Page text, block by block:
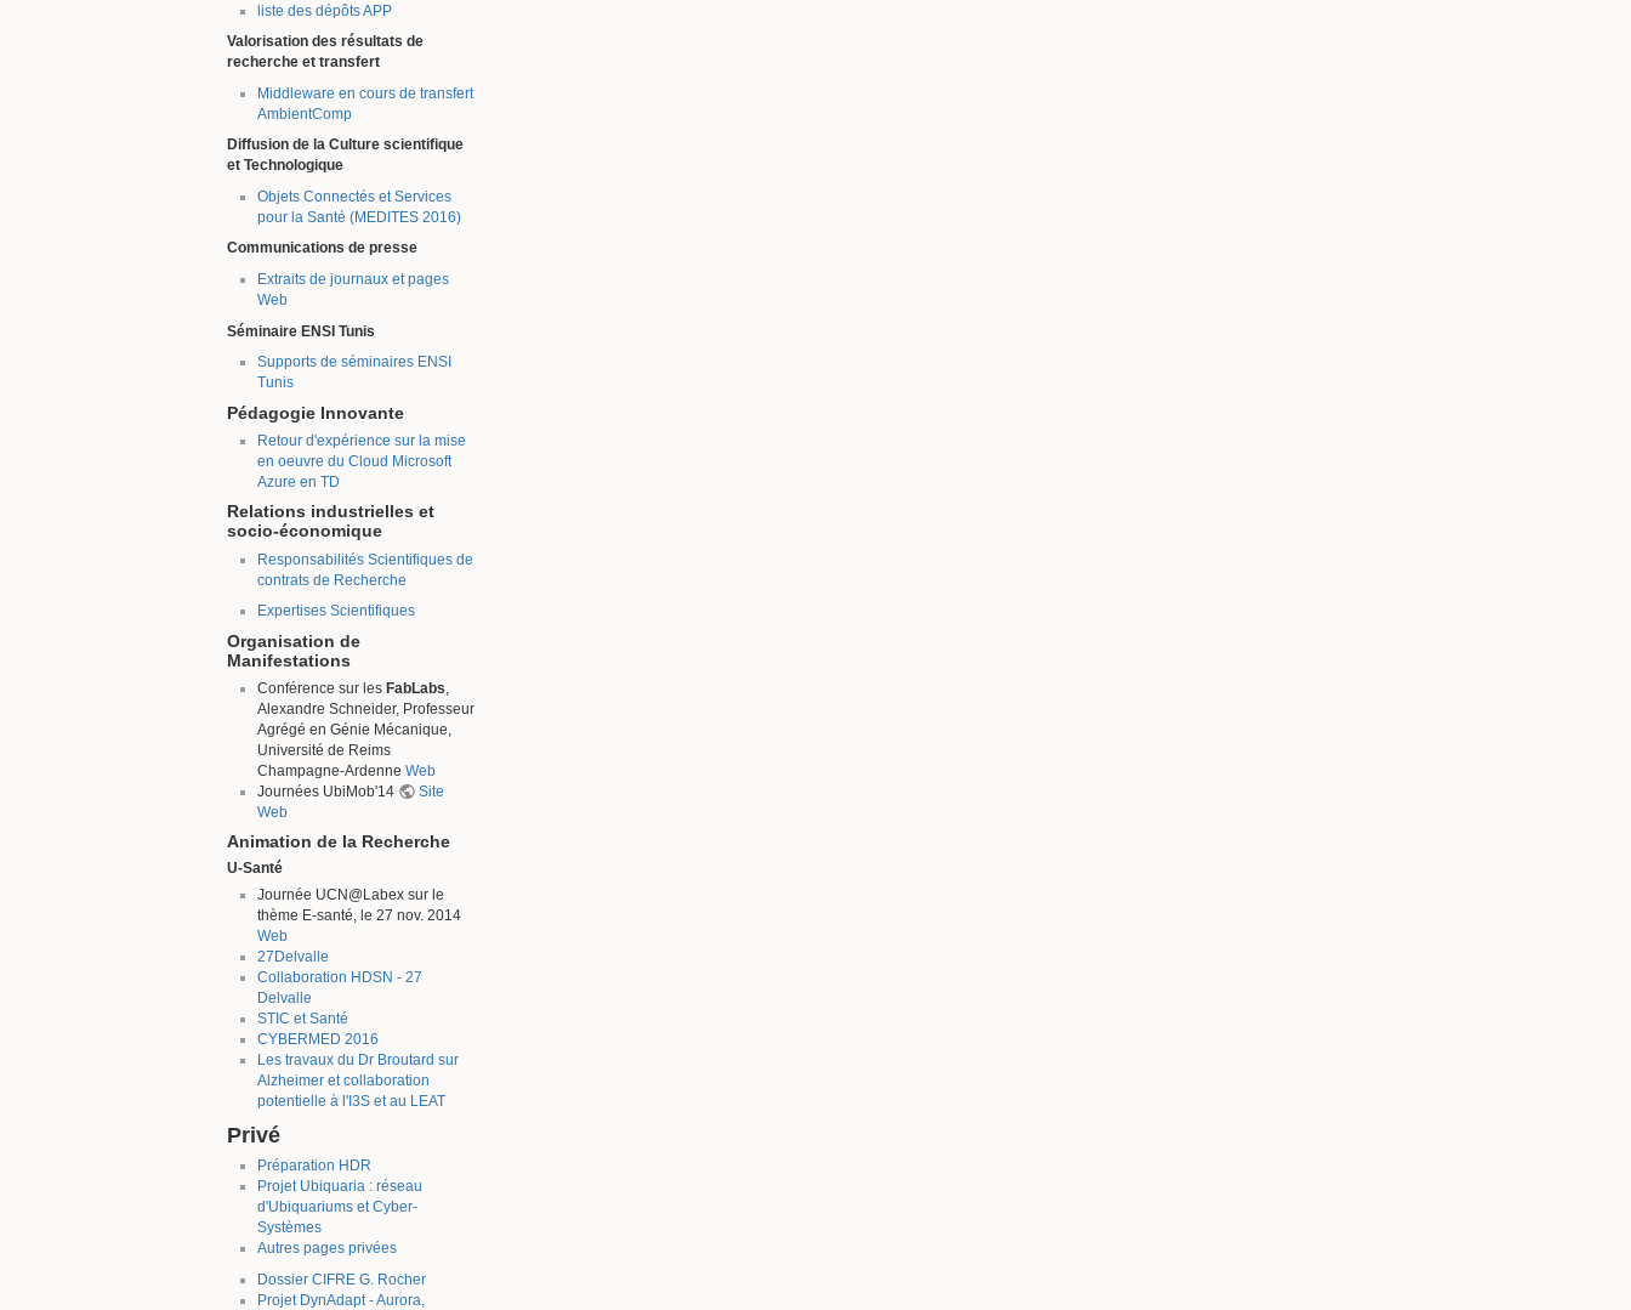
liste des dépôts APP
Valorisation des résultats de
recherche et transfert
Middleware en cours de transfert
AmbientComp
Diffusion de la Culture scientifique
et Technologique
Objets Connectés et Services
pour la Santé (MEDITES 2016)
Communications de presse
Extraits de journaux et pages
Web
Séminaire ENSI Tunis
Supports de séminaires ENSI
Tunis
Pédagogie Innovante
Retour d'expérience sur la mise
en oeuvre du Cloud Microsoft
Azure en TD
Relations industrielles et
socio-économique
Responsabilités Scientifiques de
contrats de Recherche
Expertises Scientifiques
Organisation de
Manifestations
Conférence sur les FabLabs
Alexandre Schneider, Professeur
Agrégé en Génie Mécanique,
Université de Reims
Champagne-Ardenne Web
Journées UbiMob'14
Site
Web
Animation de la Recherche
U-Santé
Journée UCN@Labex sur le
thème E-santé, le 27 nov. 2014
Web
27Delvalle
Collaboration HDSN - 27
Delvalle
STIC et Santé
CYBERMED 2016
Les travaux du Dr Broutard sur
Alzheimer et collaboration
potentielle à l'I3S et au LEAT
Privé
Préparation HDR
Projet Ubiquaria : réseau
d'Ubiquariums et Cyber-
Systèmes
Autres pages privées
Dossier CIFRE G. Rocher
Projet DynAdapt - Aurora,